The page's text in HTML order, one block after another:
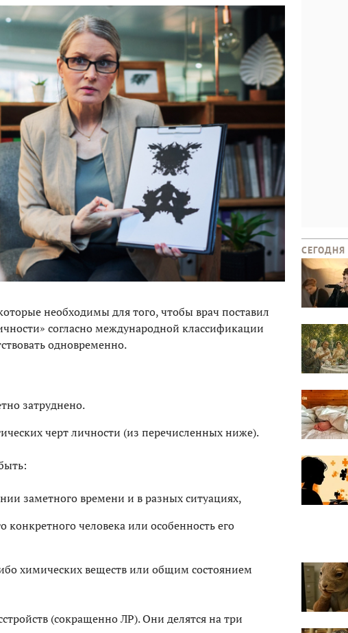
необходимы для того, чтобы врач поставил
согласно международной классификации
одновременно.
затруднено.
черт личности (из перечисленных ниже).
заметного времени и в разных ситуациях,
конкретного человека или особенность его
химических веществ или общим состоянием
(сокращенно ЛР). Они делятся на три